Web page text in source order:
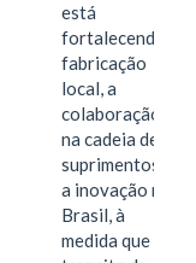
está
fortalecendo a
fabricação
local, a
colaboração
na cadeia de
suprimentos e
a inovação no
Brasil, à
medida que